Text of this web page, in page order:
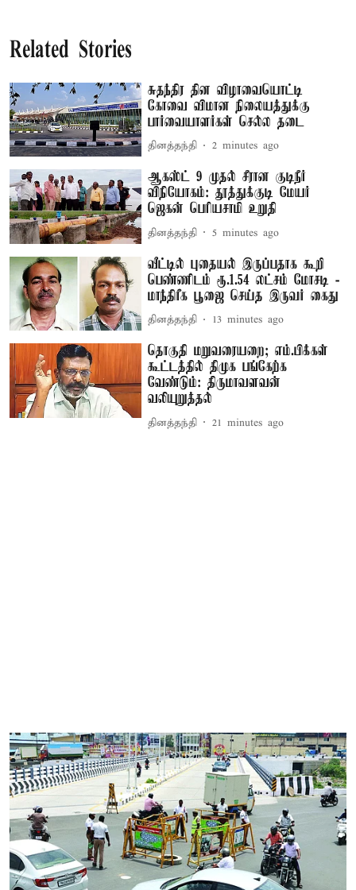
Related Stories
சுதந்திர தின விழாவையொட்டி
கோவை விமான நிலையத்துக்கு
பார்வையாளர்கள் செல்ல தடை
தினத்தந்தி 2 minutes ago
ஆகஸ்ட் 9 முதல் சீரான குடிநீர்
விநியோகம்: தூத்துக்குடி மேயர்
ஜெகன் பெரியசாமி உறுதி
தினத்தந்தி 5 minutes ago
வீட்டில் புதையல் இருப்பதாக கூறி
பெண்ணிடம் ரூ.1.54 லட்சம் மோசடி -
மாந்திரீக பூஜை செய்த இருவர் கைது
தினத்தந்தி 13 minutes ago
தொகுதி மறுவரையறை; எம்.பிக்கள்
கூட்டத்தில் திமுக பங்கேற்க
வேண்டும்: திருமாவளவன்
வலியுறுத்தல்
தினத்தந்தி 21 minutes ago